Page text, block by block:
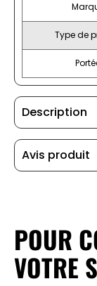
Type de
Description
Avis produit
POUR
VOTRE